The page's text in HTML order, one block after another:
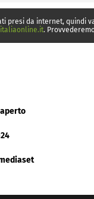
presi da internet,
.